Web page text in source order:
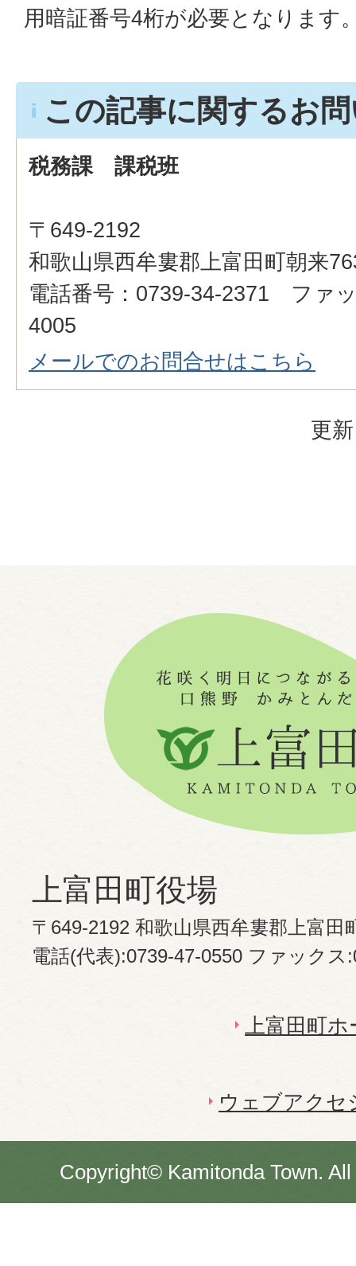
用暗証番号4桁が必要となります
この記事に関するお
税務課 課税班
〒649-2192
和歌山県西牟婁郡上富田町朝来
電話番号：0739-34-2371 ファ
4005
メールでのお問合せはこちら
更
上富田町役場
〒649-2192 和歌山県西牟婁郡上富田
電話(代表):0739-47-0550 ファックス
上富田町
ウェブアクセ
Copyright© Kamitonda Town.